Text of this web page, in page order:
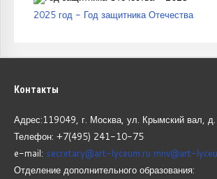
2025 год - Год защитника Отечества
Контакты
Адрес:119049, г. Москва, ул. Крымский вал, д.
Телефон: +7(495) 241-10-75
e-mail: secretary@art-lyceum.ru mnv@art-
Отделение дополнительного образования: